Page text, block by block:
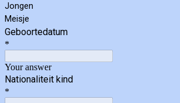
Jongen
Meisje
Geboortedatum
*
Your answer
Nationaliteit kind
*